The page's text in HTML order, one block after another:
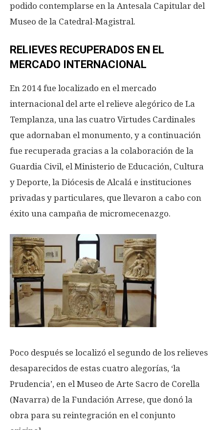
podido contemplarse en la Antesala Capitular del
Museo de la Catedral-Magistral.
RELIEVES RECUPERADOS EN EL
MERCADO INTERNACIONAL
En 2014 fue localizado en el mercado
internacional del arte el relieve alegórico de La
Templanza, una las cuatro Virtudes Cardinales
que adornaban el monumento, y a continuación
fue recuperada gracias a la colaboración de la
Guardia Civil, el Ministerio de Educación, Cultura
y Deporte, la Diócesis de Alcalá e instituciones
privadas y particulares, que llevaron a cabo con
éxito una campaña de micromecenazgo.
Poco después se localizó el segundo de los relieves
desaparecidos de estas cuatro alegorías, ‘la
Prudencia’, en el Museo de Arte Sacro de Corella
(Navarra) de la Fundación Arrese, que donó la
obra para su reintegración en el conjunto